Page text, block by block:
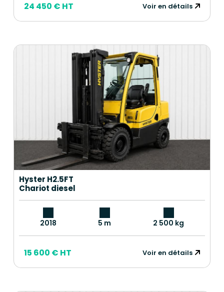
24 450 € HT Voir en détails
Hyster H2.5FT
Chariot diesel
2018 5 m 2 500 kg
15 600 € HT Voir en détails